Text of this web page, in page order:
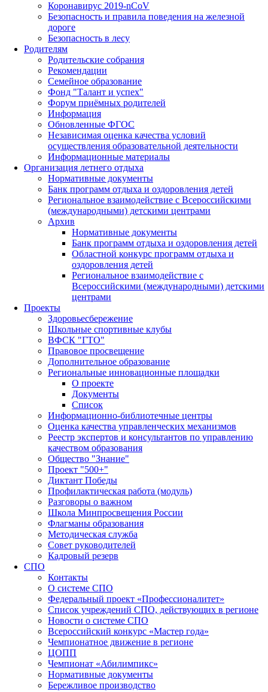
Коронавирус 2019-nCoV
Безопасность и правила поведения на железной
дороге
Безопасность в лесу
Родителям
Родительские собрания
Рекомендации
Семейное образование
Фонд "Талант и успех"
Форум приёмных родителей
Информация
Обновленные ФГОС
Независимая оценка качества условий
осуществления образовательной деятельности
Информационные материалы
Организация летнего отдыха
Нормативные документы
Банк программ отдыха и оздоровления детей
Региональное взаимодействие с Всероссийскими
(международными) детскими центрами
Архив
Нормативные документы
Банк программ отдыха и оздоровления детей
Областной конкурс программ отдыха и
оздоровления детей
Региональное взаимодействие с
Всероссийскими (международными) детскими
центрами
Проекты
Здоровьесбережение
Школьные спортивные клубы
ВФСК "ГТО"
Правовое просвещение
Дополнительное образование
Региональные инновационные площадки
О проекте
Документы
Список
Информационно-библиотечные центры
Оценка качества управленческих механизмов
Реестр экспертов и консультантов по управлению
качеством образования
Общество "Знание"
Проект "500+"
Диктант Победы
Профилактическая работа (модуль)
Разговоры о важном
Школа Минпросвещения России
Флагманы образования
Методическая служба
Совет руководителей
Кадровый резерв
СПО
Контакты
О системе СПО
Федеральный проект «Профессионалитет»
Список учреждений СПО, действующих в регионе
Новости о системе СПО
Всероссийский конкурс «Мастер года»
Чемпионатное движение в регионе
ЦОПП
Чемпионат «Абилимпикс»
Нормативные документы
Бережливое производство